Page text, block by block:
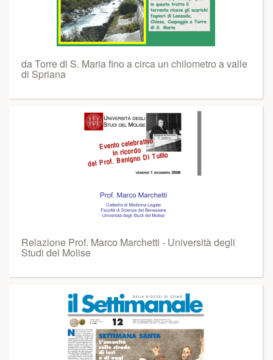
da Torre di S. Maria fino a circa un chilometro a valle
di Spriana
Relazione Prof. Marco Marchetti - Università degli
Studi del Molise